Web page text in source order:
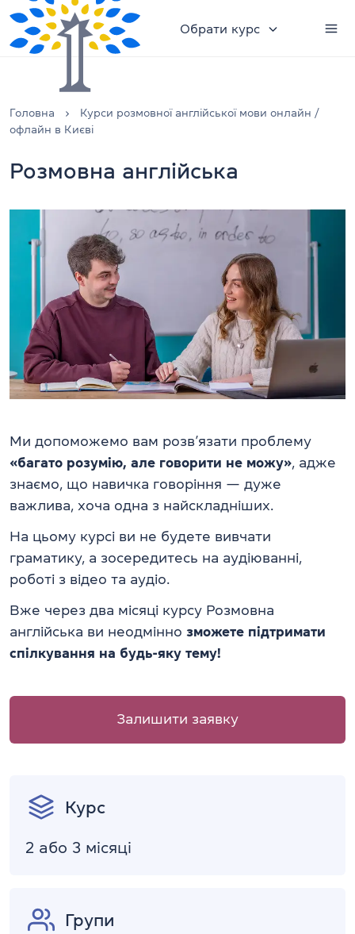
Обрати курс
Головна
Курси розмовної англійської мови онлайн /
офлайн в Києві
Розмовна англійська
Ми допоможемо вам розв’язати проблему
«багато розумію, але говорити не можу», адже
знаємо, що навичка говоріння — дуже
важлива, хоча одна з найскладніших.
На цьому курсі ви не будете вивчати
граматику, а зосередитесь на аудіюванні,
роботі з відео та аудіо.
Вже через два місяці курсу Розмовна
англійська ви неодмінно зможете підтримати
спілкування на будь-яку тему!
Залишити заявку
Курс
2 або 3 місяці
Групи